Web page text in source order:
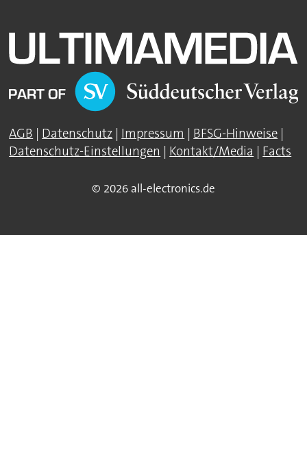
AGB | Datenschutz | Impressum | BFSG-Hinweise |
Datenschutz-Einstellungen | Kontakt/Media | Facts
© 2026 all-electronics.de